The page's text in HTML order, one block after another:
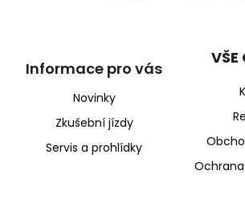
Informace pro vás
Novinky
Zkušební jízdy
Servis a prohlídky
VŠE